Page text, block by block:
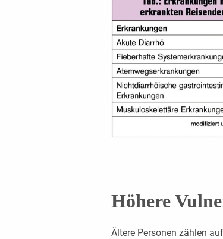
Höhere
Ältere Personen zählen